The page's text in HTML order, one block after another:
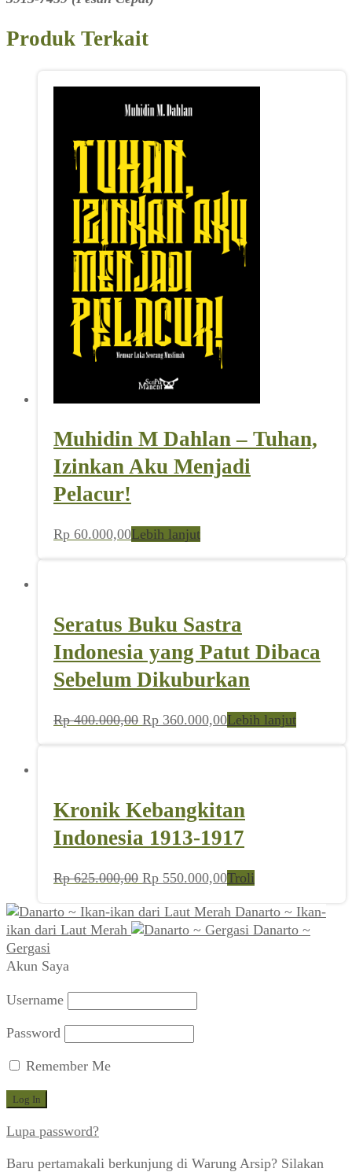
Produk Terkait
Muhidin M Dahlan – Tuhan,
Izinkan Aku Menjadi
Pelacur!
Rp 60.000,00Lebih lanjut
Seratus Buku Sastra
Indonesia yang Patut Dibaca
Sebelum Dikuburkan
Rp400.000,00 Harga
Rp 360.000,00Harga
Lebih lanjut
Kronik Kebangkitan
Indonesia 1913-1917
Rp625.000,00 Harga
adalah:
Rp 625.000,00.
Rp 550.000,00Harga
ini
adalah:
Troli
Danarto ~ Ikan-
ikan dari Laut Merah
Danarto ~
Gergasi
Akun Saya
Username
Password
Remember Me
Lupa password?
Baru pertamakali berkunjung di Warung Arsip? Silakan